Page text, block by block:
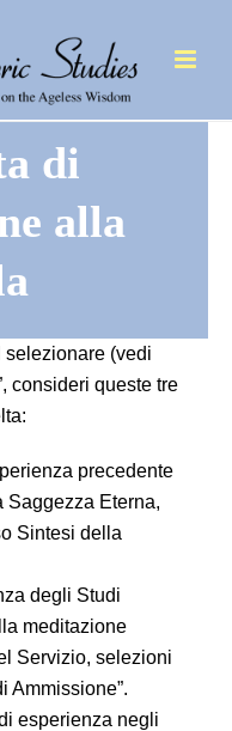
di
alla
selezionare (vedi
consideri queste tre
precedente
Saggezza Eterna,
Sintesi della
degli Studi
meditazione
Servizio, selezioni
Ammissione”.
esperienza negli